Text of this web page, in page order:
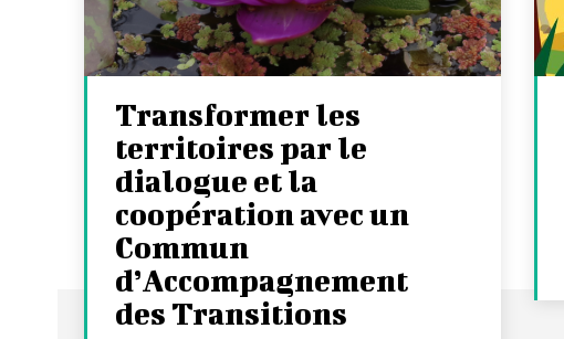
Transformer les
territoires par le
dialogue et la
coopération avec un
Commun
d’Accompagnement
des Transitions